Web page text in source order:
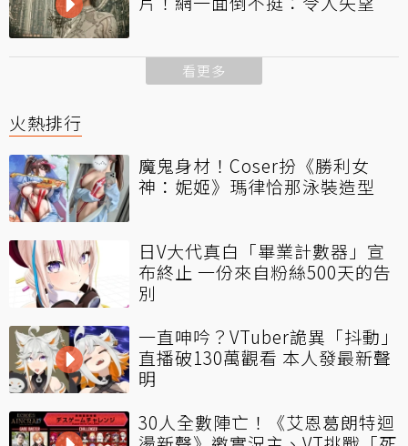
看更多
火熱排行
魔鬼身材！Coser扮《勝利女
神：妮姬》瑪律恰那泳裝造型
日V大代真白「畢業計數器」宣
布終止 一份來自粉絲500天的告
別
一直呻吟？VTuber詭異「抖動」
直播破130萬觀看 本人發最新聲
明
30人全數陣亡！《艾恩葛朗特迴